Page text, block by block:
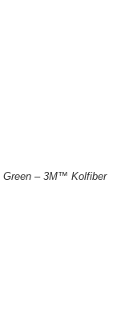
Green – 3M™ Kolfiber